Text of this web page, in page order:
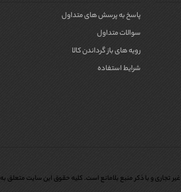
پاسخ به پرسش های متداول
سوالات متداول
رویه های باز گرداندن کالا
شرایط استفاده
تجاری و با ذکر منبع بلامانع است. کليه حقوق اين سايت متعلق به